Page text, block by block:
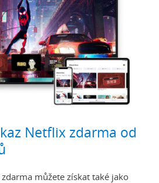
Netflix zdarma od
můžete získat také jako